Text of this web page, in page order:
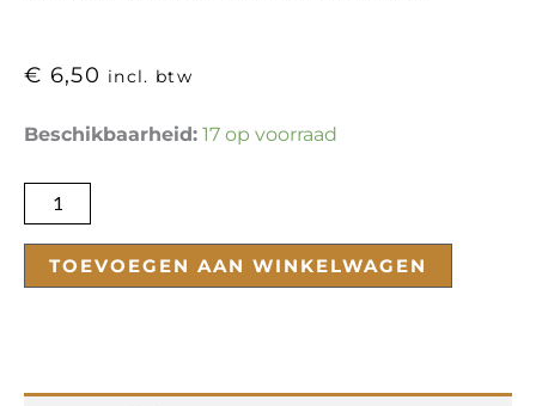
€ 6,50 incl. btw
Beschikbaarheid: 17 op voorraad
'n
Rat
aantal
TOEVOEGEN AAN WINKELWAGEN